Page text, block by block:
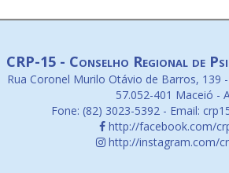
CRP-15 - Conselho Regional de
Rua Coronel Murilo Otávio de Barros, 139
57.052-401 Maceió -
Fone: (82) 3023-5392 - Email:
http://facebook.com/
http://instagram.com/